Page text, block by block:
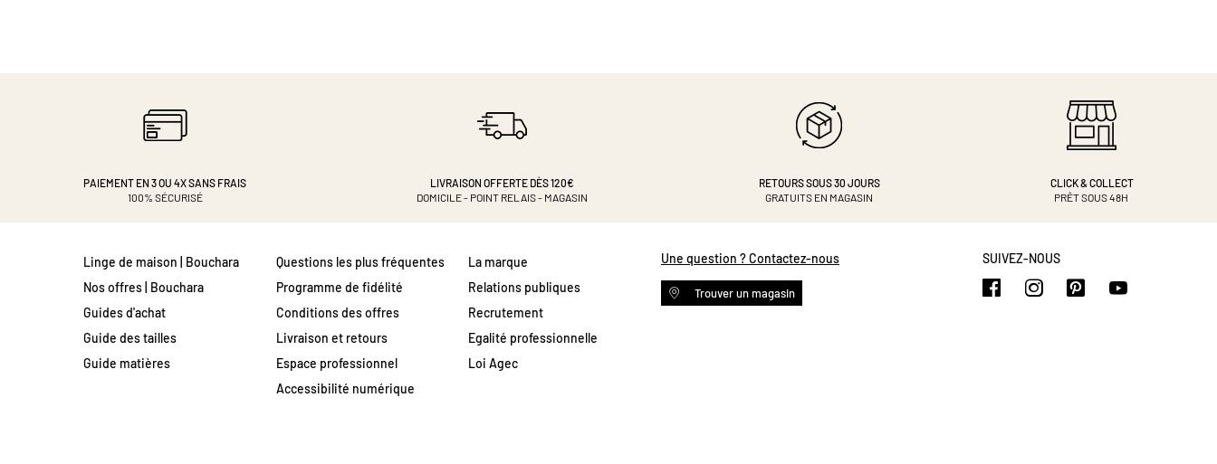
PAIEMENT EN 3 OU 4XSANS FRAIS
100% SÉCURISÉ
LIVRAISON OFFERTE DÈS 120€
DOMICILE - POINT RELAIS - MAGASIN
RETOURS SOUS 30 JOURS
GRATUITS EN MAGASIN
CLICK & COLLECT
PRÊT SOUS 48H
Une question ? Contactez-nous
Trouver un magasin
Linge de maison | Bouchara
Nos offres | Bouchara
Guides d'achat
Guide des tailles
Guide matières
Questions les plus fréquentes
Programme de fidélité
Conditions des offres
Livraison et retours
Espace professionnel
Accessibilité numérique
La marque
Relations publiques
Recrutement
Egalité professionnelle
Loi Agec
SUIVEZ-NOUS
https://https://https://https://